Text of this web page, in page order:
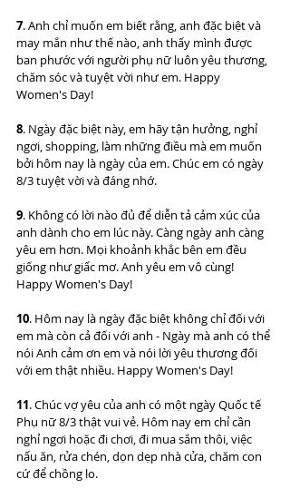
7. Anh chỉ muốn em biết rằng, anh đặc biệt và
may mắn như thế nào, anh thấy mình được
ban phước với người phụ nữ luôn yêu thương,
chăm sóc và tuyệt vời như em. Happy
Women's Day!
8. Ngày đặc biệt này, em hãy tận hưởng, nghỉ
ngơi, shopping, làm những điều mà em muốn
bởi hôm nay là ngày của em. Chúc em có ngày
8/3 tuyệt vời và đáng nhớ.
9. Không có lời nào đủ để diễn tả cảm xúc của
anh dành cho em lúc này. Càng ngày anh càng
yêu em hơn. Mọi khoảnh khắc bên em đều
giống như giấc mơ. Anh yêu em vô cùng!
Happy Women's Day!
10. Hôm nay là ngày đặc biệt không chỉ đối với
em mà còn cả đối với anh - Ngày mà anh có thể
nói Anh cảm ơn em và nói lời yêu thương đối
với em thật nhiều. Happy Women's Day!
11. Chúc vợ yêu của anh có một ngày Quốc tế
Phụ nữ 8/3 thật vui vẻ. Hôm nay em chỉ cần
nghỉ ngơi hoặc đi chơi, đi mua sắm thôi, việc
nấu ăn, rửa chén, dọn dẹp nhà cửa, chăm con
cứ để chồng lo.